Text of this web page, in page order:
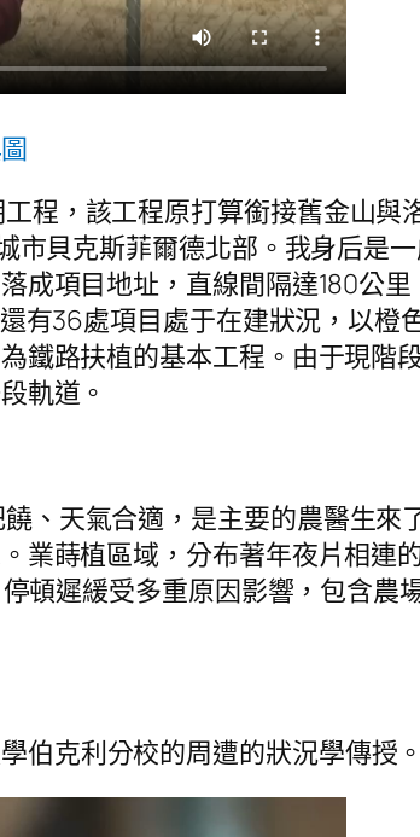
程，該工程原打算銜接舊金山與
市貝克斯菲爾德北部。我身后是
成項目地址，直線間隔達180公
有36處項目處于在建狀況，以橙
鐵路扶植的基本工程。由于現階
軌道。
、天氣合適，是主要的農醫生來
業蒔植區域，分布著年夜片相連
頓遲緩受多重原因影響，包含農
伯克利分校的周遭的狀況學傳授。